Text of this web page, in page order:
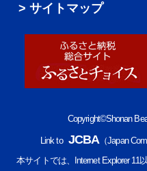
サイトマップ
Copyright©Shonan
Link to JCBA （Japan
本サイトでは、Internet Explorer 11